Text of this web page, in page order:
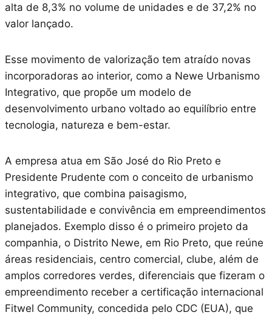
alta de 8,3% no volume de unidades e de 37,2% no
valor lançado.
Esse movimento de valorização tem atraído novas
incorporadoras ao interior, como a Newe Urbanismo
Integrativo, que propõe um modelo de
desenvolvimento urbano voltado ao equilíbrio entre
tecnologia, natureza e bem-estar.
A empresa atua em São José do Rio Preto e
Presidente Prudente com o conceito de urbanismo
integrativo, que combina paisagismo,
sustentabilidade e convivência em empreendimentos
planejados. Exemplo disso é o primeiro projeto da
companhia, o Distrito Newe, em Rio Preto, que reúne
áreas residenciais, centro comercial, clube, além de
amplos corredores verdes, diferenciais que fizeram o
empreendimento receber a certificação internacional
Fitwel Community, concedida pelo CDC (EUA), que